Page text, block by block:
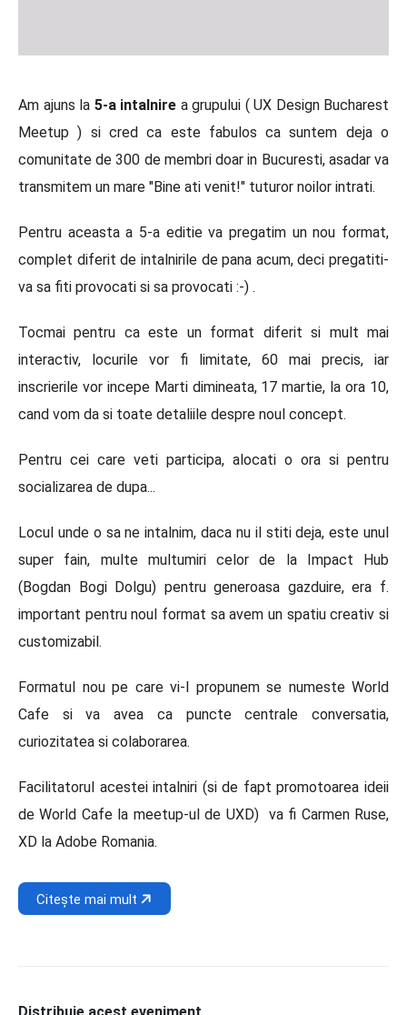
Am ajuns la 5-a intalnire a grupului ( UX Design Bucharest
Meetup ) si cred ca este fabulos ca suntem deja o
comunitate de 300 de membri doar in Bucuresti, asadar va
transmitem un mare "Bine ati venit!" tuturor noilor intrati.
Pentru aceasta a 5-a editie va pregatim un nou format,
complet diferit de intalnirile de pana acum, deci pregatiti-
va sa fiti provocati si sa provocati :-) .
Tocmai pentru ca este un format diferit si mult mai
interactiv, locurile vor fi limitate, 60 mai precis, iar
inscrierile vor incepe Marti dimineata, 17 martie, la ora 10,
cand vom da si toate detaliile despre noul concept.
Pentru cei care veti participa, alocati o ora si pentru
socializarea de dupa...
Locul unde o sa ne intalnim, daca nu il stiti deja, este unul
super fain, multe multumiri celor de la Impact Hub
(Bogdan Bogi Dolgu) pentru generoasa gazduire, era f.
important pentru noul format sa avem un spatiu creativ si
customizabil.
Formatul nou pe care vi-l propunem se numeste World
Cafe si va avea ca puncte centrale conversatia,
curiozitatea si colaborarea.
Facilitatorul acestei intalniri (si de fapt promotoarea ideii
de World Cafe la meetup-ul de UXD) va fi Carmen Ruse,
XD la Adobe Romania.
Citește mai mult